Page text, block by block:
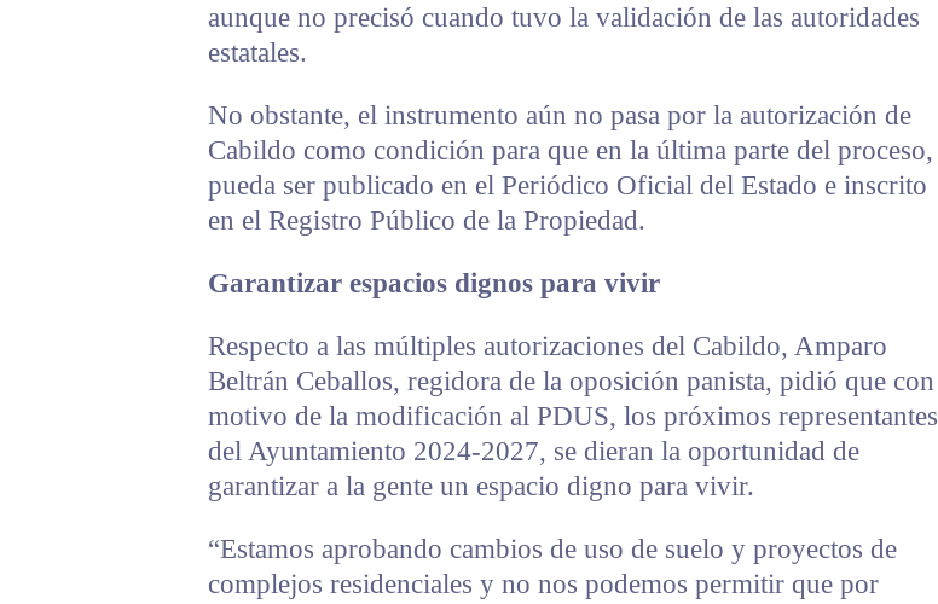
aunque no precisó cuando tuvo la validación de las autoridades
estatales.
No obstante, el instrumento aún no pasa por la autorización de
Cabildo como condición para que en la última parte del proceso,
pueda ser publicado en el Periódico Oficial del Estado e inscrito
en el Registro Público de la Propiedad.
Garantizar espacios dignos para vivir
Respecto a las múltiples autorizaciones del Cabildo, Amparo
Beltrán Ceballos, regidora de la oposición panista, pidió que con
motivo de la modificación al PDUS, los próximos representantes
del Ayuntamiento 2024-2027, se dieran la oportunidad de
garantizar a la gente un espacio digno para vivir.
“Estamos aprobando cambios de uso de suelo y proyectos de
complejos residenciales y no nos podemos permitir que por